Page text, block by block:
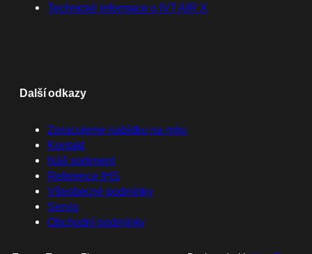
Technické informace o IVT AIR X
Další odkazy
Zpracujeme nabídku na míru
Kontakt
Náš sortiment
Reference IHS
Všeobecné podmínky
Servis
Obchodní podmínky